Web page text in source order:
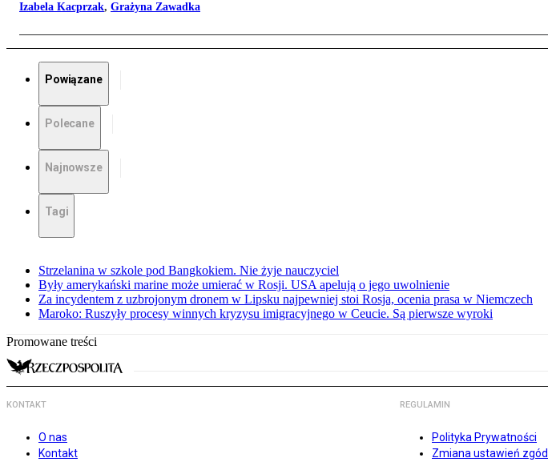
Izabela Kacprzak, Grażyna Zawadka
Powiązane
Polecane
Najnowsze
Tagi
Strzelanina w szkole pod Bangkokiem. Nie żyje nauczyciel
Były amerykański marine może umierać w Rosji. USA apelują o jego uwolnienie
Za incydentem z uzbrojonym dronem w Lipsku najpewniej stoi Rosja, ocenia prasa w Niemczech
Maroko: Ruszyły procesy winnych kryzysu imigracyjnego w Ceucie. Są pierwsze wyroki
Promowane treści
KONTAKT
O nas
Kontakt
REGULAMIN
Polityka Prywatności
Zmiana ustawień zgód